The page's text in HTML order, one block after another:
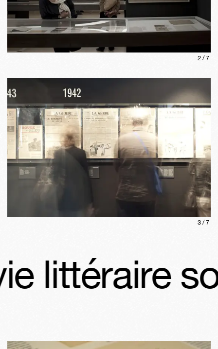
2 /7
3 /7